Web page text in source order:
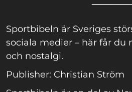
Sportbibeln är Sveriges
sociala medier – här får du
och nostalgi.
Publisher: Christian Ström